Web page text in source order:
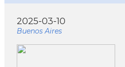
2025-03-10
Buenos Aires